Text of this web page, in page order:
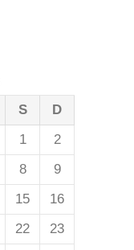
S
D
1
2
8
9
15
16
22
23